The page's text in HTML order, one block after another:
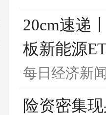
20cm速递
板新能源
每日经济新
险资密集